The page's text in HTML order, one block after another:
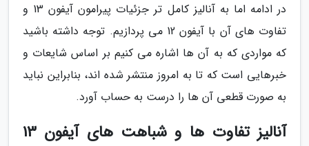
در ادامه اما به آنالیز کامل تر جزئیات پیرامون آیفون 13 و
تفاوت های آن با آیفون 12 می پردازیم. توجه داشته باشید
که مواردی که به آن ها اشاره می کنیم بر اساس شایعات و
خبرهایی است که تا به امروز منتشر شده اند، بنابراین نباید
به صورت قطعی آن ها را درست به حساب آورد.
آنالیز تفاوت ها و شباهت های آیفون 13